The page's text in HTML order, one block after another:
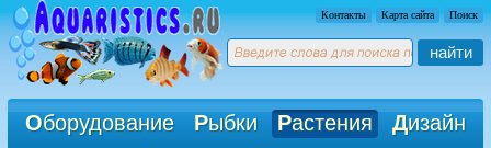
Контакты Карта сайта Поиск
найти
Оборудование Рыбки Растения Дизайн